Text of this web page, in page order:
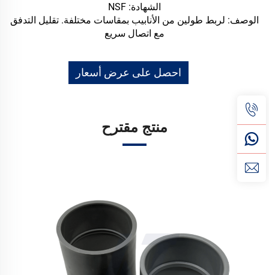
الشهادة: NSF
الوصف: لربط طولين من الأنابيب بمقاسات مختلفة. تقليل التدفق
مع اتصال سريع
احصل على عرض أسعار
منتج مقترح